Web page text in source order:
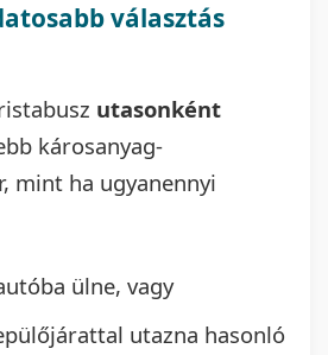
választás
utasonként
károsanyag-
mint ha ugyanennyi
ülne, vagy
utazna hasonló